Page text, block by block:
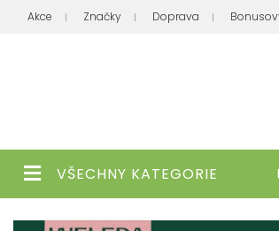
Akce Značky Doprava
VŠECHNY KATEGORIE